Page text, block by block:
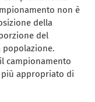
non è
della
del
popolazione.
campionamento
appropriato di